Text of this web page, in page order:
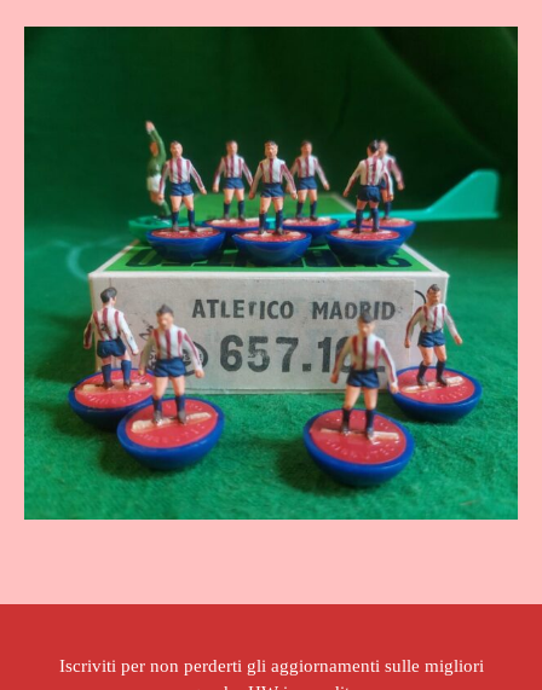
Iscriviti per non perderti gli aggiornamenti sulle migliori